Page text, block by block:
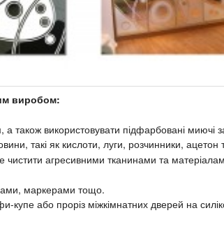
виробом:
також використовувати підфарбовані миючі
такі як кислоти, луги, розчинники, ацетон
чистити агресивними тканинами та
маркерами тощо.
купе або проріз міжкімнатних дверей на